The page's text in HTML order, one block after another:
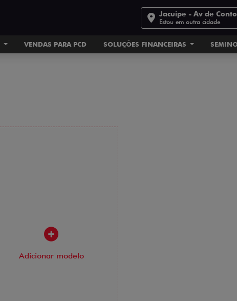
Jacuipe - Av de
Estou em outra cidade
VENDAS PARA PCD SOLUÇÕES FINANCEIRAS
Adicionar modelo